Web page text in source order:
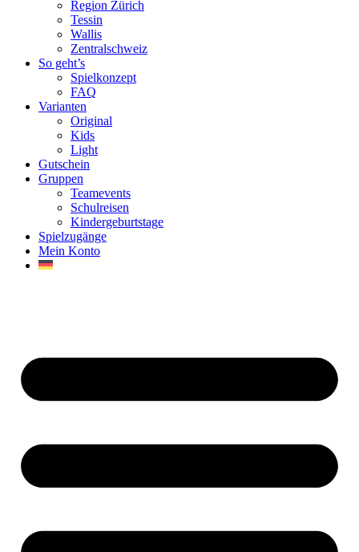
Region Zürich
Tessin
Wallis
Zentralschweiz
So geht’s
Spielkonzept
FAQ
Varianten
Original
Kids
Light
Gutschein
Gruppen
Teamevents
Schulreisen
Kindergeburtstage
Spielzugänge
Mein Konto